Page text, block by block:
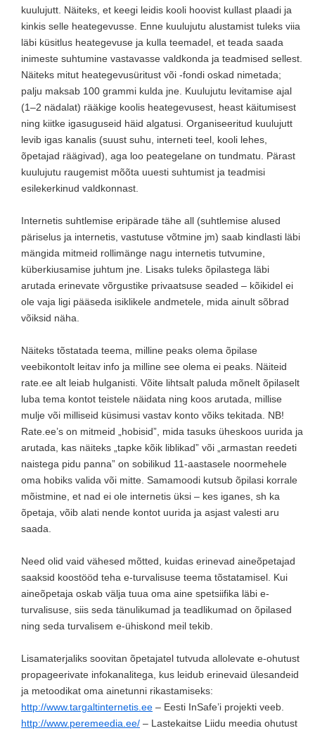
kuulujutt. Näiteks, et keegi leidis kooli hoovist kullast plaadi ja
kinkis selle heategevusse. Enne kuulujutu alustamist tuleks viia
läbi küsitlus heategevuse ja kulla teemadel, et teada saada
inimeste suhtumine vastavasse valdkonda ja teadmised sellest.
Näiteks mitut heategevusüritust või -fondi oskad nimetada;
palju maksab 100 grammi kulda jne. Kuulujutu levitamise ajal
(1–2 nädalat) rääkige koolis heategevusest, heast käitumisest
ning kiitke igasuguseid häid algatusi. Organiseeritud kuulujutt
levib igas kanalis (suust suhu, interneti teel, kooli lehes,
õpetajad räägivad), aga loo peategelane on tundmatu. Pärast
kuulujutu raugemist mõõta uuesti suhtumist ja teadmisi
esilekerkinud valdkonnast.
Internetis suhtlemise eripärade tähe all (suhtlemise alused
päriselus ja internetis, vastutuse võtmine jm) saab kindlasti läbi
mängida mitmeid rollimänge nagu internetis tutvumine,
küberkiusamise juhtum jne. Lisaks tuleks õpilastega läbi
arutada erinevate võrgustike privaatsuse seaded – kõikidel ei
ole vaja ligi pääseda isiklikele andmetele, mida ainult sõbrad
võiksid näha.
Näiteks tõstatada teema, milline peaks olema õpilase
veebikontolt leitav info ja milline see olema ei peaks. Näiteid
rate.ee alt leiab hulganisti. Võite lihtsalt paluda mõnelt õpilaselt
luba tema kontot teistele näidata ning koos arutada, millise
mulje või milliseid küsimusi vastav konto võiks tekitada. NB!
Rate.ee’s on mitmeid „hobisid”, mida tasuks üheskoos uurida ja
arutada, kas näiteks „tapke kõik liblikad” või „armastan reedeti
naistega pidu panna” on sobilikud 11-aastasele noormehele
oma hobiks valida või mitte. Samamoodi kutsub õpilasi korrale
mõistmine, et nad ei ole internetis üksi – kes iganes, sh ka
õpetaja, võib alati nende kontot uurida ja asjast valesti aru
saada.
Need olid vaid vähesed mõtted, kuidas erinevad aineõpetajad
saaksid koostööd teha e-turvalisuse teema tõstatamisel. Kui
aineõpetaja oskab välja tuua oma aine spetsiifika läbi e-
turvalisuse, siis seda tänulikumad ja teadlikumad on õpilased
ning seda turvalisem e-ühiskond meil tekib.
Lisamaterjaliks soovitan õpetajatel tutvuda allolevate e-ohutust
propageerivate infokanalitega, kus leidub erinevaid ülesandeid
ja metoodikat oma ainetunni rikastamiseks:
http://www.targaltinternetis.ee – Eesti InSafe’i projekti veeb.
http://www.peremeedia.ee/ – Lastekaitse Liidu meedia ohutust